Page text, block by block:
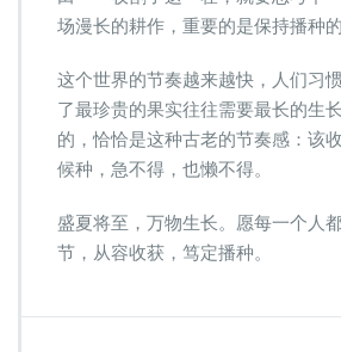
场漫长的耕作，重要的是保持播种
这个世界的节奏越来越快，人们习
了最珍贵的果实往往需要最长的生
的，恰恰是这种古老的节奏感：该
候种，急不得，也懒不得。
盛夏将至，万物生长。愿每一个人
节，从容收获，笃定播种。